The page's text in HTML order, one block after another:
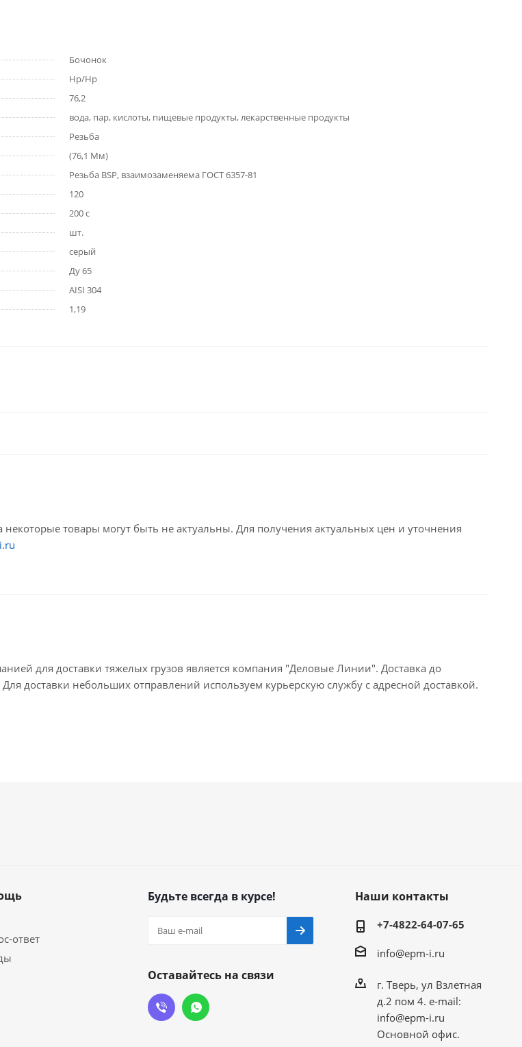
Бочонок
Нр/Нр
76,2
вода, пар, кислоты, пищевые продукты, лекарственные продукты
Резьба
(76,1 Мм)
Резьба BSP, взаимозаменяема ГОСТ 6357-81
120
200 с
шт.
серый
Ду 65
AISI 304
1,19
товары могут быть не актуальны. Для получения актуальных цен и уточнения
для доставки тяжелых грузов является компания "Деловые Линии". Доставка до
доставки небольших отправлений используем курьерскую службу с адресной доставкой.
ответ
Будьте всегда в курсе!
Оставайтесь на связи
Наши контакты
+7-4822-64-07-65
info@epm-i.ru
г. Тверь, ул Взлетная
д.2 пом 4. e-mail:
info@epm-i.ru
Основной офис.